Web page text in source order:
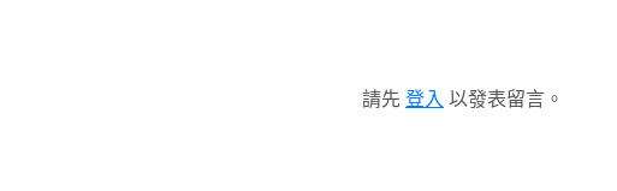
請先 登入 以發表留言。